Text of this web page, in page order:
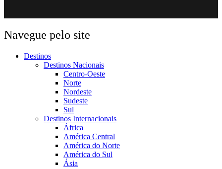
Navegue pelo site
Destinos
Destinos Nacionais
Centro-Oeste
Norte
Nordeste
Sudeste
Sul
Destinos Internacionais
África
América Central
América do Norte
América do Sul
Ásia